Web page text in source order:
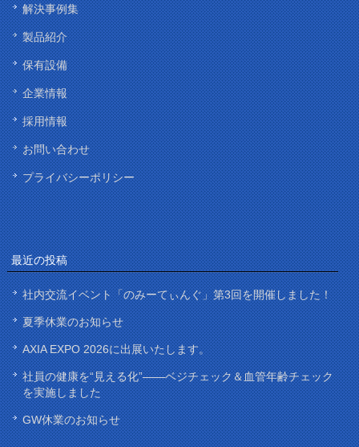
解決事例集
製品紹介
保有設備
企業情報
採用情報
お問い合わせ
プライバシーポリシー
最近の投稿
社内交流イベント「のみーてぃんぐ」第3回を開催しました！
夏季休業のお知らせ
AXIA EXPO 2026に出展いたします。
社員の健康を“見える化”——ベジチェック＆血管年齢チェック
を実施しました
GW休業のお知らせ